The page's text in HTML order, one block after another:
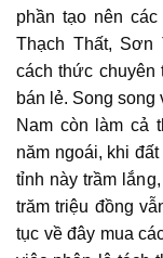
phần tạo nên
Thạch Thất, Sơn
cách thức chuyên
bán lẻ. Song
Nam còn làm cả
năm ngoái, khi
tỉnh này trầm
trăm triệu đồng
tục về đây mua